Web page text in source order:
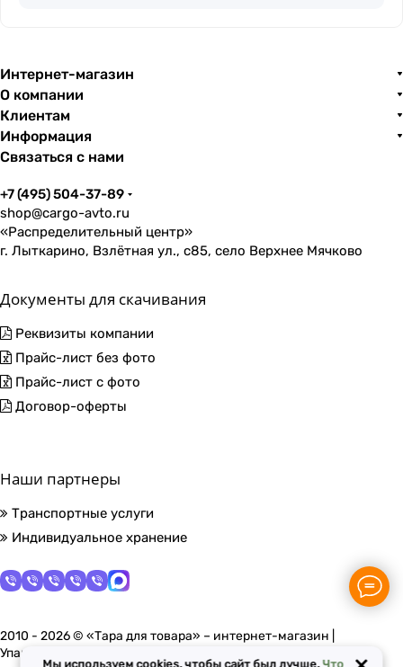
Интернет-магазин
О компании
Клиентам
Информация
Связаться с нами
+7 (495) 504-37-89
shop@cargo-avto.ru
«Распределительный центр»
г. Лыткарино, Взлётная ул., с85, село Верхнее Мячково
Документы для скачивания
Реквизиты компании
Прайс-лист без фото
Прайс-лист с фото
Договор-оферты
Наши партнеры
Транспортные услуги
Индивидуальное хранение
2010 - 2026 © «Тара для товара» – интернет-магазин |
Упаковочные материалы в Москве
Мы используем cookies, чтобы сайт был лучше.Что